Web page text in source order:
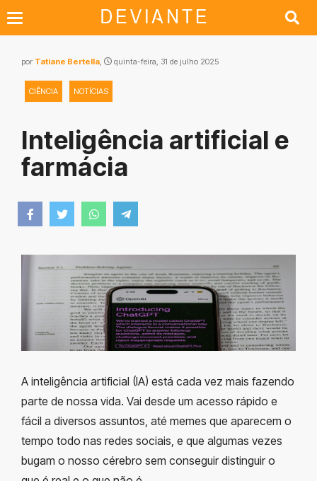
por Tatiane Bertella, quinta-feira, 31 de julho 2025
CIÊNCIA NOTÍCIAS
Inteligência artificial e
farmácia
A inteligência artificial (IA) está cada vez mais fazendo
parte de nossa vida. Vai desde um acesso rápido e
fácil a diversos assuntos, até memes que aparecem o
tempo todo nas redes sociais, e que algumas vezes
bugam o nosso cérebro sem conseguir distinguir o